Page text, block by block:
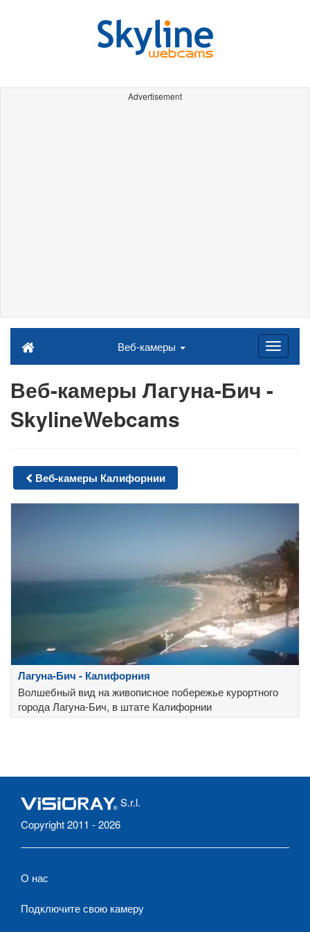
Advertisement
Веб-камеры
Веб-камеры Лагуна-Бич -
SkylineWebcams
Веб-камеры Калифорнии
Лагуна-Бич - Калифорния
Волшебный вид на живописное побережье курортного
города Лагуна-Бич, в штате Калифорнии
S.r.l.
Copyright 2011 - 2026
О нас
Подключите свою камеру